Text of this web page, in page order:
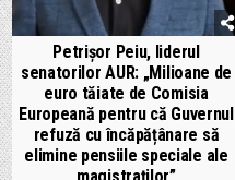
Petrișor Peiu, liderul
senatorilor AUR: „Milioane de
euro tăiate de Comisia
Europeană pentru că Guvernul
refuză cu încăpățânare să
elimine pensiile speciale ale
magistraților”